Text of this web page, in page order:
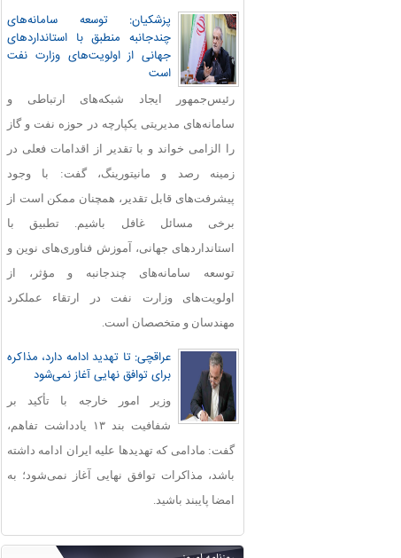
پزشکیان: توسعه سامانه‌های
چندجانبه منطبق با استانداردهای
جهانی از اولویت‌های وزارت نفت
است
رئیس‌جمهور ایجاد شبکه‌های ارتباطی و
سامانه‌های مدیریتی یکپارچه در حوزه نفت و گاز
را الزامی خواند و با تقدیر از اقدامات فعلی در
زمینه رصد و مانیتورینگ، گفت: با وجود
پیشرفت‌های قابل‌ تقدیر، همچنان ممکن است از
برخی مسائل غافل باشیم. تطبیق با
استانداردهای جهانی، آموزش فناوری‌های نوین و
توسعه سامانه‌های چندجانبه و مؤثر، از
اولویت‌های وزارت نفت در ارتقاء عملکرد
مهندسان و متخصصان است.
عراقچی: تا تهدید ادامه دارد، مذاکره
برای توافق نهایی آغاز نمی‌شود
وزیر امور خارجه با تأکید بر
شفافیت بند ۱۳ یادداشت تفاهم،
گفت: مادامی که تهدیدها علیه ایران ادامه داشته
باشد، مذاکرات توافق نهایی آغاز نمی‌شود؛ به
امضا پایبند باشید.